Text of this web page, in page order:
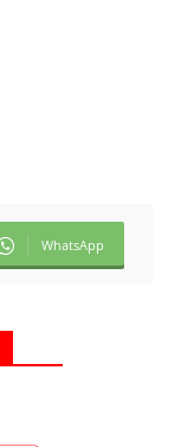
WhatsApp